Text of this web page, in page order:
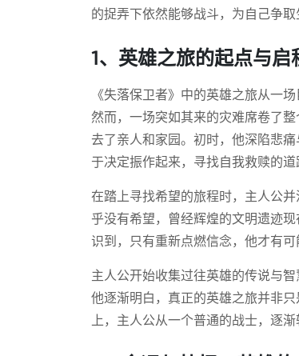
的捉弄下依然能够战斗，为自己争取
1、英雄之旅的起点与启
《失落保卫者》中的英雄之旅从一
然而，一场突如其来的灾难席卷了
去了亲人和家园。初时，他深陷悲
于决定振作起来，寻找自我救赎的道
在踏上寻找希望的旅程时，主人公
乎没有希望，曾经辉煌的文明遗迹
识到，只有重新点燃信念，他才有可
主人公开始收集过往英雄的传说与
他逐渐明白，真正的英雄之旅并非
上，主人公从一个普通的战士，逐渐